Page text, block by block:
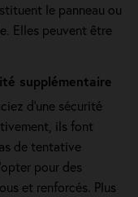
le panneau ou
Elles peuvent être
supplémentaire
d'une sécurité
ils font
de tentative
pour des
et renforcés. Plus